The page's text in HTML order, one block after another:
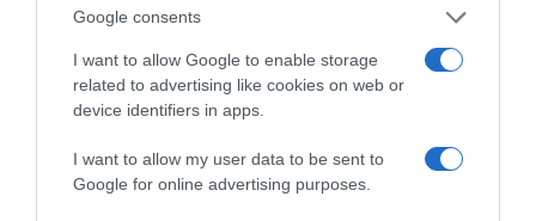
Google consents
I want to allow Google to enable storage
related to advertising like cookies on web or
device identifiers in apps.
I want to allow my user data to be sent to
Google for online advertising purposes.
της Ζωής μας
το ελληνικό καλοκαίρι και ένας
πολιτισμός που μας ενώνει κάθε μέρα.